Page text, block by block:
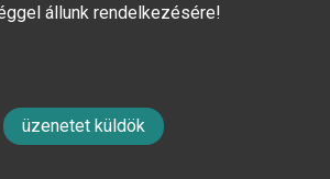
állunk rendelkezésére!
üzenetet küldök